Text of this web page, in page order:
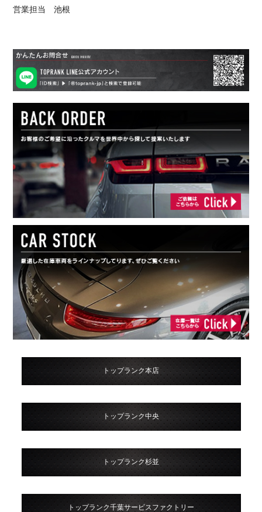
営業担当 池根
トップランク本店
トップランク中央
トップランク杉並
トップランク千葉サービスファクトリー